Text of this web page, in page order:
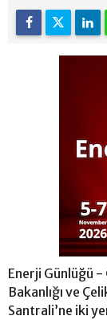
Enerji Günlüğü
Bakanlığı ve
Santrali’ne iki